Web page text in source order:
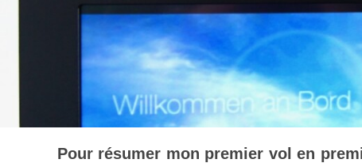
Pour résumer mon premier vol en